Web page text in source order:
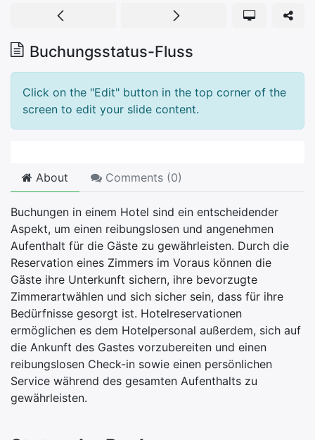
Buchungsstatus-Fluss
Click on the "Edit" button in the top corner of the
screen to edit your slide content.
About Comments (0)
Buchungen in einem Hotel sind ein entscheidender
Aspekt, um einen reibungslosen und angenehmen
Aufenthalt für die Gäste zu gewährleisten. Durch die
Reservation eines Zimmers im Voraus können die
Gäste ihre Unterkunft sichern, ihre bevorzugte
Zimmerartwählen und sich sicher sein, dass für ihre
Bedürfnisse gesorgt ist. Hotelreservationen
ermöglichen es dem Hotelpersonal außerdem, sich auf
die Ankunft des Gastes vorzubereiten und einen
reibungslosen Check-in sowie einen persönlichen
Service während des gesamten Aufenthalts zu
gewährleisten.